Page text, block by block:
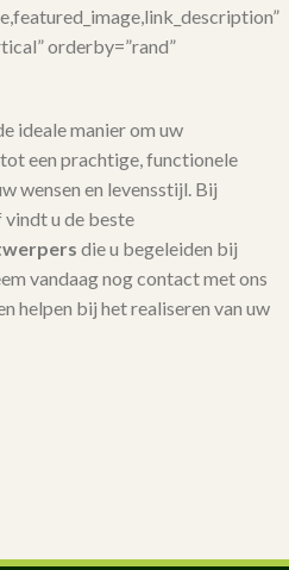
orderby=”rand”
ideale manier om uw
een prachtige, functionele
wensen en levensstijl. Bij
u de beste
die u begeleiden bij
vandaag nog contact met ons
helpen bij het realiseren van uw